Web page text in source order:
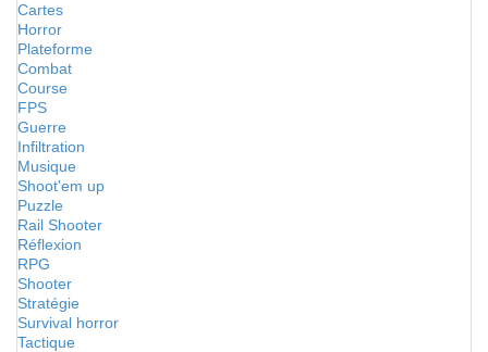
Cartes
Horror
Plateforme
Combat
Course
FPS
Guerre
Infiltration
Musique
Shoot'em up
Puzzle
Rail Shooter
Réflexion
RPG
Shooter
Stratégie
Survival horror
Tactique